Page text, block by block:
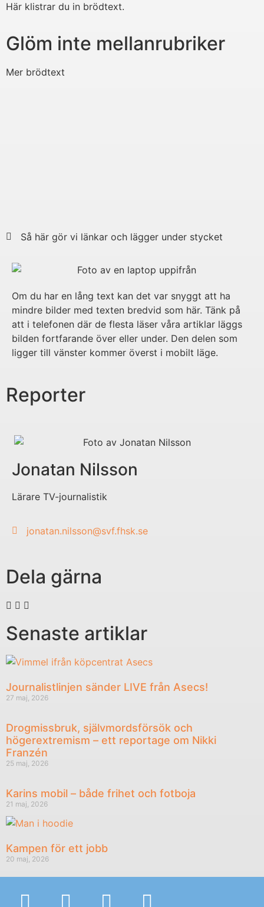
Här klistrar du in brödtext.
Glöm inte mellanrubriker
Mer brödtext
Så här gör vi länkar och lägger under stycket
Om du har en lång text kan det var snyggt att ha
mindre bilder med texten bredvid som här. Tänk på
att i telefonen där de flesta läser våra artiklar läggs
bilden fortfarande över eller under. Den delen som
ligger till vänster kommer överst i mobilt läge.
Reporter
Jonatan Nilsson
Lärare TV-journalistik
jonatan.nilsson@svf.fhsk.se
Dela gärna
Senaste artiklar
Journalistlinjen sänder LIVE från Asecs!
27 maj, 2026
Drogmissbruk, självmordsförsök och
högerextremism – ett reportage om Nikki
Franzén
25 maj, 2026
Karins mobil – både frihet och fotboja
21 maj, 2026
Kampen för ett jobb
20 maj, 2026